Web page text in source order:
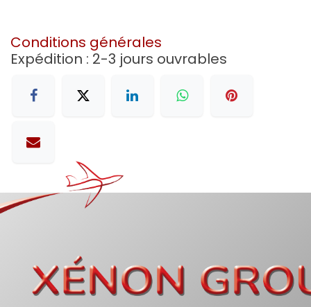
Conditions générales
Expédition : 2-3 jours ouvrables